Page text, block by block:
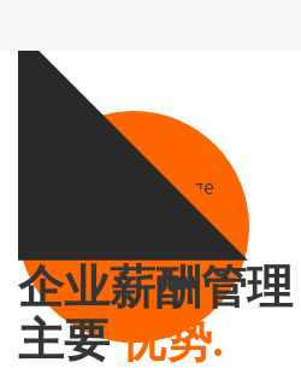
企业薪酬管理
主要优势.